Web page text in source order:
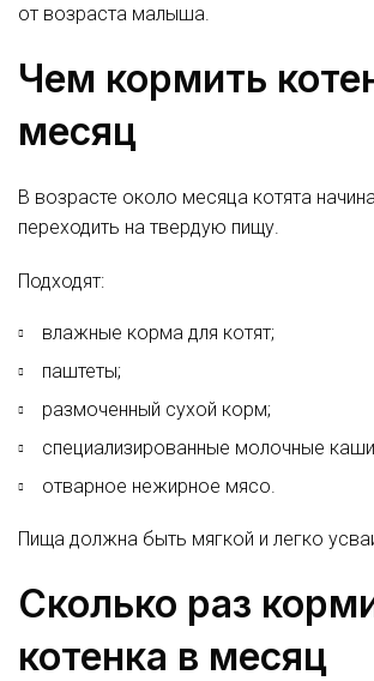
от возраста малыша.
Чем кормить
месяц
В возрасте около месяца котята
переходить на твердую пищу.
Подходят:
влажные корма для котят;
паштеты;
размоченный сухой корм;
специализированные молочные
отварное нежирное мясо.
Пища должна быть мягкой и легко
Сколько раз
котенка в месяц